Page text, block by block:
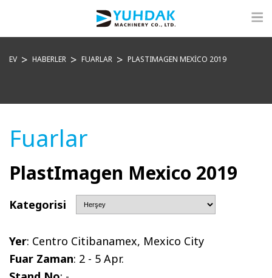
EV HABERLER FUARLAR PLASTIMAGEN MEXICO 2019
Fuarlar
PlastImagen Mexico 2019
Kategorisi
Yer: Centro Citibanamex, Mexico City
Fuar Zaman: 2 - 5 Apr.